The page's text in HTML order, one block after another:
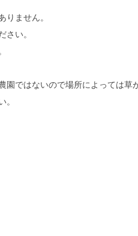
りません。
さい。
園ではないので場所によっては草
。